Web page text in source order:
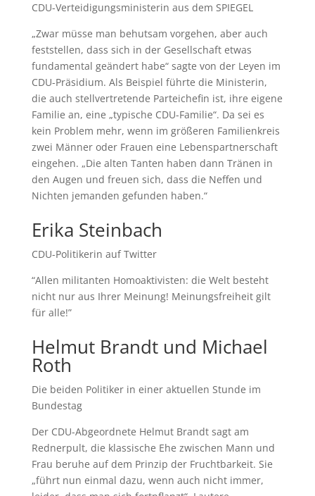
CDU-Verteidigungsministerin aus dem SPIEGEL
„Zwar müsse man behutsam vorgehen, aber auch
feststellen, dass sich in der Gesellschaft etwas
fundamental geändert habe“ sagte von der Leyen im
CDU-Präsidium. Als Beispiel führte die Ministerin,
die auch stellvertretende Parteichefin ist, ihre eigene
Familie an, eine „typische CDU-Familie“. Da sei es
kein Problem mehr, wenn im größeren Familienkreis
zwei Männer oder Frauen eine Lebenspartnerschaft
eingehen. „Die alten Tanten haben dann Tränen in
den Augen und freuen sich, dass die Neffen und
Nichten jemanden gefunden haben.“
Erika Steinbach
CDU-Politikerin auf Twitter
“Allen militanten Homoaktivisten: die Welt besteht
nicht nur aus Ihrer Meinung! Meinungsfreiheit gilt
für alle!”
Helmut Brandt und Michael
Roth
Die beiden Politiker in einer aktuellen Stunde im
Bundestag
Der CDU-Abgeordnete Helmut Brandt sagt am
Rednerpult, die klassische Ehe zwischen Mann und
Frau beruhe auf dem Prinzip der Fruchtbarkeit. Sie
„führt nun einmal dazu, wenn auch nicht immer,